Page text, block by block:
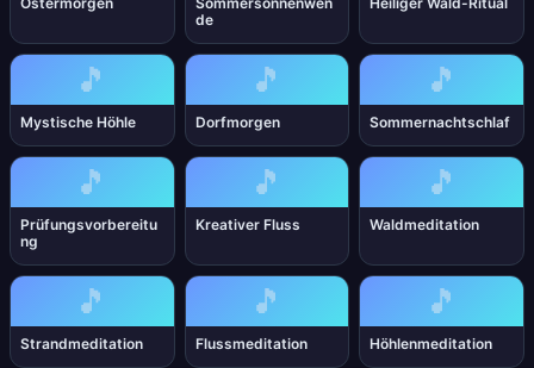
de
🎵
Mystische Höhle
🎵
Dorfmorgen
🎵
Sommernachtschlaf
🎵
Prüfungsvorbereitu
ng
🎵
Kreativer Fluss
🎵
Waldmeditation
🎵
Strandmeditation
🎵
Flussmeditation
🎵
Höhlenmeditation